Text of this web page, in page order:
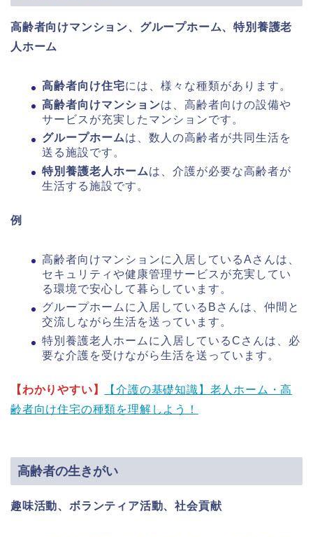
高齢者向けマンション、グループホーム、特別養護老
人ホーム
高齢者向け住宅には、様々な種類があります。
高齢者向けマンションは、高齢者向けの設備や
サービスが充実したマンションです。
グループホームは、数人の高齢者が共同生活を
送る施設です。
特別養護老人ホームは、介護が必要な高齢者が
生活する施設です。
例
高齢者向けマンションに入居しているAさんは、
セキュリティや健康管理サービスが充実してい
る環境で安心して暮らしています。
グループホームに入居しているBさんは、仲間と
交流しながら生活を送っています。
特別養護老人ホームに入居しているCさんは、必
要な介護を受けながら生活を送っています。
【わかりやすい】
【介護の基礎知識】老人ホーム・高
齢者向け住宅の種類を理解しよう！
高齢者の生きがい
趣味活動、ボランティア活動、社会貢献